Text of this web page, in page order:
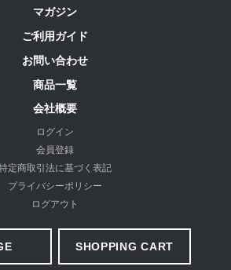
マガジン
ご利用ガイド
お問い合わせ
商品一覧
会社概要
ログイン
会員登録
定商取引法に基づく表記
プライバシーポリシー
ログアウト
SHOPPING CART